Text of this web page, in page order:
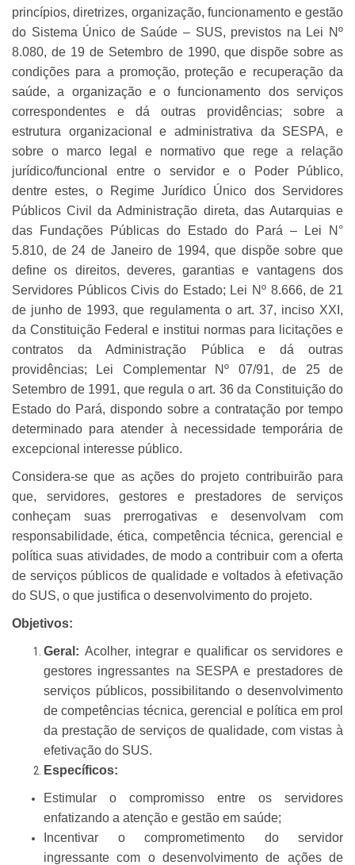
princípios, diretrizes, organização, funcionamento e gestão
do Sistema Único de Saúde – SUS, previstos na Lei Nº
8.080, de 19 de Setembro de 1990, que dispõe sobre as
condições para a promoção, proteção e recuperação da
saúde, a organização e o funcionamento dos serviços
correspondentes e dá outras providências; sobre a
estrutura organizacional e administrativa da SESPA, e
sobre o marco legal e normativo que rege a relação
jurídico/funcional entre o servidor e o Poder Público,
dentre estes, o Regime Jurídico Único dos Servidores
Públicos Civil da Administração direta, das Autarquias e
das Fundações Públicas do Estado do Pará – Lei N°
5.810, de 24 de Janeiro de 1994, que dispõe sobre que
define os direitos, deveres, garantias e vantagens dos
Servidores Públicos Civis do Estado; Lei Nº 8.666, de 21
de junho de 1993, que regulamenta o art. 37, inciso XXI,
da Constituição Federal e institui normas para licitações e
contratos da Administração Pública e dá outras
providências; Lei Complementar Nº 07/91, de 25 de
Setembro de 1991, que regula o art. 36 da Constituição do
Estado do Pará, dispondo sobre a contratação por tempo
determinado para atender à necessidade temporária de
excepcional interesse público.
Considera-se que as ações do projeto contribuirão para
que, servidores, gestores e prestadores de serviços
conheçam suas prerrogativas e desenvolvam com
responsabilidade, ética, competência técnica, gerencial e
política suas atividades, de modo a contribuir com a oferta
de serviços públicos de qualidade e voltados à efetivação
do SUS, o que justifica o desenvolvimento do projeto.
Objetivos:
Geral: Acolher, integrar e qualificar os servidores e
gestores ingressantes na SESPA e prestadores de
serviços públicos, possibilitando o desenvolvimento
de competências técnica, gerencial e política em prol
da prestação de serviços de qualidade, com vistas à
efetivação do SUS.
Específicos:
Estimular o compromisso entre os servidores
enfatizando a atenção e gestão em saúde;
Incentivar o comprometimento do servidor
ingressante com o desenvolvimento de ações de